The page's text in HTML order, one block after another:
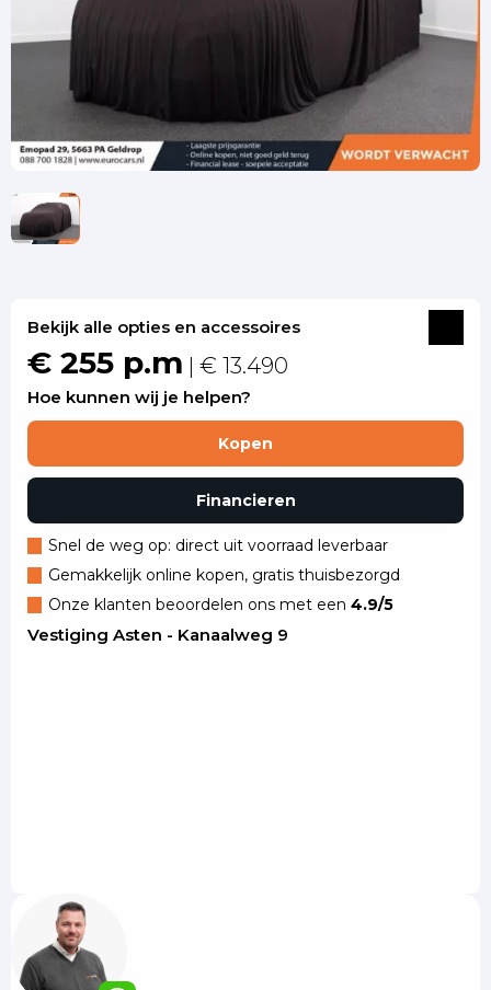
Bekijk alle opties en accessoires
€ 255 p.m | € 13.490
Hoe kunnen wij je helpen?
Kopen
Financieren
Snel de weg op: direct uit voorraad leverbaar
Gemakkelijk online kopen, gratis thuisbezorgd
Onze klanten beoordelen ons met een 4.9/5
Vestiging Asten - Kanaalweg 9